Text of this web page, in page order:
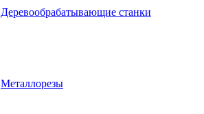
Деревообрабатывающие станки
Металлорезы